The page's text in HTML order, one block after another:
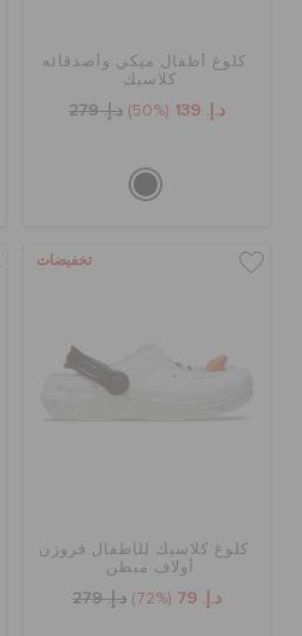
كلوغ أطفال ميكي وأصدقائه
كلاسيك
د.إ. 139 (50%) د.إ. 279
تخفيضات
كلوغ كلاسيك للأطفال فروزن
أولاف مبطن
د.إ. 79 (72%) د.إ. 279